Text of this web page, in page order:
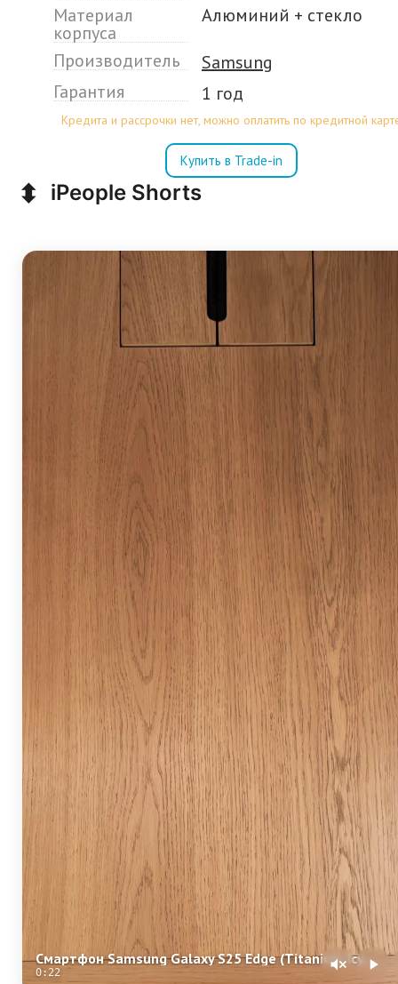
Материал
корпуса
Алюминий + стекло
Производитель
Samsung
Гарантия
1 год
Кредита и рассрочки нет, можно оплатить по кредитной
Купить в Trade-in
⬍ iPeople Shorts
Смартфон Samsung Galaxy S25 Edge (Titanium Icyblue) SM-S937 (Dual Nano-sim + eSim)
0:22